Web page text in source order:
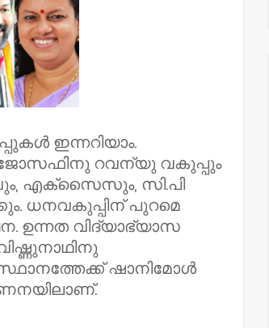
ഇന്നറിയാം.
ജോസഫിനു റവന്യു വകുപ്പും
എക്‌സൈസും, സി.പി
ധനവകുപ്പിന് പുറമെ
ഉന്നത വിദ്യാഭ്യാസ
ഷാനിമോള്‍